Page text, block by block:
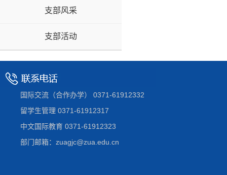
支部风采
支部活动
国际交流（合作办学） 0371-61912332
留学生管理 0371-61912317
中文国际教育 0371-61912323
部门邮箱：zuagjc@zua.edu.cn